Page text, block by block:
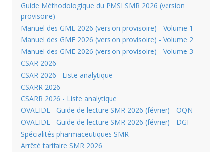
Guide Méthodologique du PMSI SMR 2026 (version
provisoire)
Manuel des GME 2026 (version provisoire) - Volume 1
Manuel des GME 2026 (version provisoire) - Volume 2
Manuel des GME 2026 (version provisoire) - Volume 3
CSAR 2026
CSAR 2026 - Liste analytique
CSARR 2026
CSARR 2026 - Liste analytique
OVALIDE - Guide de lecture SMR 2026 (février) - OQN
OVALIDE - Guide de lecture SMR 2026 (février) - DGF
Spécialités pharmaceutiques SMR
Arrêté tarifaire SMR 2026